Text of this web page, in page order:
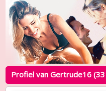
Profiel van Gertrude16